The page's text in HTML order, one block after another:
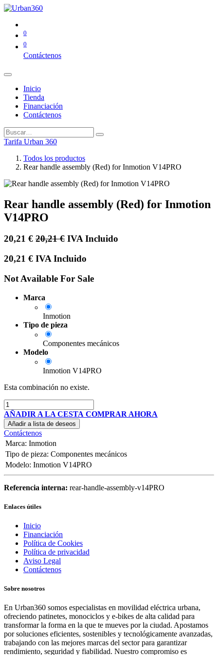
0
0
Contáctenos
Inicio
Tienda
Financiación
Contáctenos
Tarifa Urban 360
Todos los productos
Rear handle assembly (Red) for Inmotion V14PRO
Rear handle assembly (Red) for Inmotion
V14PRO
20,21 € 20,21€ IVA Incluido
20,21 € IVA Incluido
Not Available For Sale
Marca
Inmotion
Tipo de pieza
Componentes mecánicos
Modelo
Inmotion V14PRO
Esta combinación no existe.
AÑADIR A LA CESTA COMPRAR AHORA
Añadir a lista de deseos
Contáctenos
Marca: Inmotion
Tipo de pieza: Componentes mecánicos
Modelo: Inmotion V14PRO
Referencia interna: rear-handle-assembly-v14PRO
Enlaces útiles
Inicio
Financiación
Política de Cookies
Política de privacidad
Aviso Legal
Contáctenos
Sobre nosotros
En Urban360 somos especialistas en movilidad eléctrica urbana,
ofreciendo patinetes, monociclos y e-bikes de alta calidad para
transformar la forma en la que te mueves por la ciudad. Apostamos
por soluciones eficientes, sostenibles y tecnológicamente avanzadas,
trabajando con las mejores marcas del sector para garantizar
rendimiento, seguridad y fiabilidad. Nuestro compromiso es